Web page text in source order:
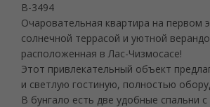
B-3494
Очаровательная квартира на первом
солнечной террасой и уютной
расположенная в Лас-Чизмосасе!
Этот привлекательный объект
и светлую гостиную, полностью
В бунгало есть две удобные спальни